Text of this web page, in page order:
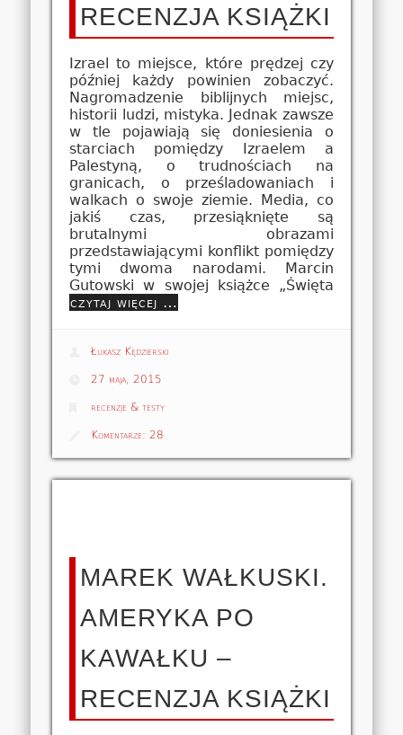
RECENZJA KSIĄŻKI
Izrael to miejsce, które prędzej czy
później każdy powinien zobaczyć.
Nagromadzenie biblijnych miejsc,
historii ludzi, mistyka. Jednak zawsze
w tle pojawiają się doniesienia o
starciach pomiędzy Izraelem a
Palestyną, o trudnościach na
granicach, o prześladowaniach i
walkach o swoje ziemie. Media, co
jakiś czas, przesiąknięte są
brutalnymi obrazami
przedstawiającymi konflikt pomiędzy
tymi dwoma narodami. Marcin
Gutowski w swojej książce „Święta
czytaj więcej …
Łukasz Kędzierski
27 maja, 2015
recenzje & testy
Komentarze: 28
MAREK WAŁKUSKI.
AMERYKA PO
KAWAŁKU –
RECENZJA KSIĄŻKI